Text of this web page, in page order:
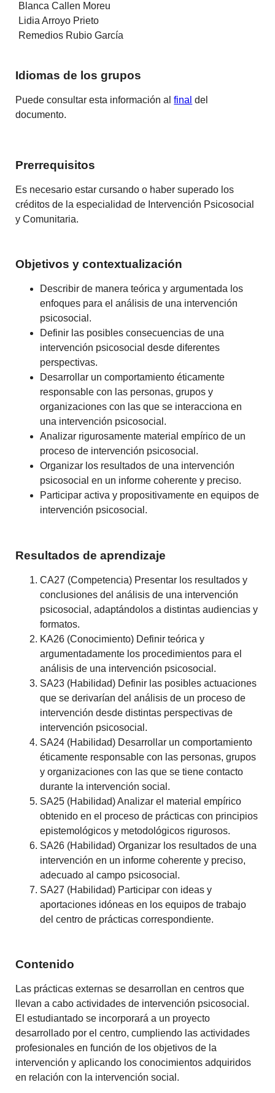
Blanca Callen Moreu
Lidia Arroyo Prieto
Remedios Rubio García
Idiomas de los grupos
Puede consultar esta información alfinal del
documento.
Prerrequisitos
Es necesario estar cursando o haber superado los
créditos de la especialidad de Intervención Psicosocial
y Comunitaria.
Objetivos y contextualización
Describir de manera teórica y argumentada los
enfoques para el análisis de una intervención
psicosocial.
Definir las posibles consecuencias de una
intervención psicosocial desde diferentes
perspectivas.
Desarrollar un comportamiento éticamente
responsable con las personas, grupos y
organizaciones con las que se interacciona en
una intervención psicosocial.
Analizar rigurosamente material empírico de un
proceso de intervención psicosocial.
Organizar los resultados de una intervención
psicosocial en un informe coherente y preciso.
Participar activa y propositivamente en equipos de
intervención psicosocial.
Resultados de aprendizaje
CA27 (Competencia) Presentar los resultados y
conclusiones del análisis de una intervención
psicosocial, adaptándolos a distintas audiencias y
formatos.
KA26 (Conocimiento) Definir teórica y
argumentadamente los procedimientos para el
análisis de una intervención psicosocial.
SA23 (Habilidad) Definir las posibles actuaciones
que se derivarían del análisis de un proceso de
intervención desde distintas perspectivas de
intervención psicosocial.
SA24 (Habilidad) Desarrollar un comportamiento
éticamente responsable con las personas, grupos
y organizaciones con las que se tiene contacto
durante la intervención social.
SA25 (Habilidad) Analizar el material empírico
obtenido en el proceso de prácticas con principios
epistemológicos y metodológicos rigurosos.
SA26 (Habilidad) Organizar los resultados de una
intervención en un informe coherente y preciso,
adecuado al campo psicosocial.
SA27 (Habilidad) Participar con ideas y
aportaciones idóneas en los equipos de trabajo
del centro de prácticas correspondiente.
Contenido
Las prácticas externas se desarrollan en centros que
llevan a cabo actividades de intervención psicosocial.
El estudiantado se incorporará a un proyecto
desarrollado por el centro, cumpliendo las actividades
profesionales en función de los objetivos de la
intervención y aplicando los conocimientos adquiridos
en relación con la intervención social.